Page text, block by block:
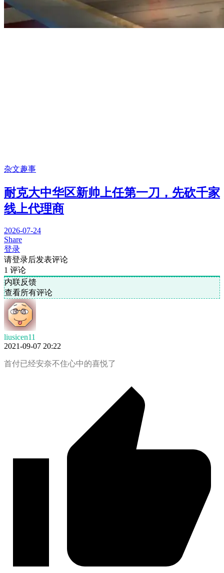
杂文趣事
耐克大中华区新帅上任第一刀，先砍千家
线上代理商
2026-07-24
Share
登录
请登录后发表评论
1 评论
内联反馈
查看所有评论
liusicen11
2021-09-07 20:22
首付已经安奈不住心中的喜悦了